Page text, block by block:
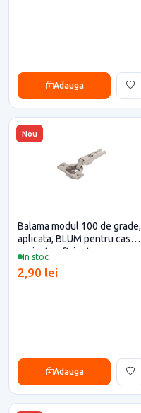
Adauga
Nou
In stoc
Balama modul 100 de grade,
aplicata, BLUM pentru casa si
proiecte eficiente
2,90 lei
Adauga